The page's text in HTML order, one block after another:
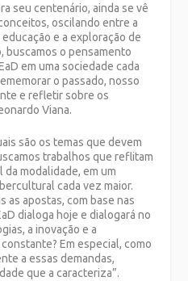
seu centenário, ainda se vê
oscilando entre a
e a exploração de
buscamos o pensamento
em uma sociedade cada
o passado, nosso
e refletir sobre os
Viana.
são os temas que devem
trabalhos que reflitam
modalidade, em um
cada vez maior.
as apostas, com base nas
dialoga hoje e dialogará no
a inovação e a
Em especial, como
a essas demandas,
que a caracteriza”.